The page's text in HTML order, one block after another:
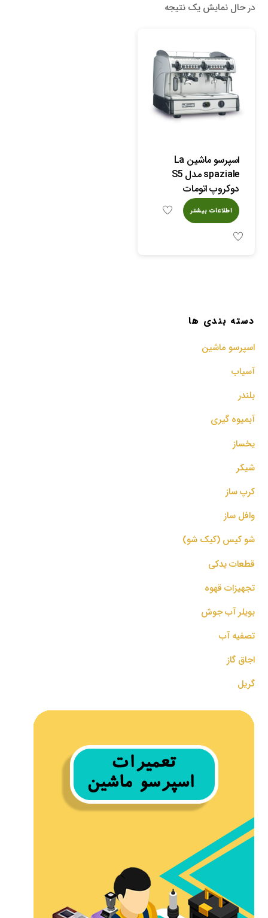
در حال نمایش یک نتیجه
اسپرسو ماشین La
spaziale مدل S5
دوکروپ اتومات
اطلاعات بیشتر
دسته بندی ها
اسپرسو‌ ماشین
آسیاب
بلندر
آبمیوه گیری
یخساز
شیکر
کرپ ساز
وافل ساز
شو کیس (کیک شو)
قطعات یدکی
تجهیزات قهوه
بویلر آب جوش
تصفیه آب
اجاق گاز
گریل